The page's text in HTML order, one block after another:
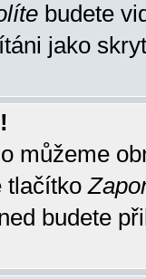
budete
jako
můžeme
tlačítko
budete